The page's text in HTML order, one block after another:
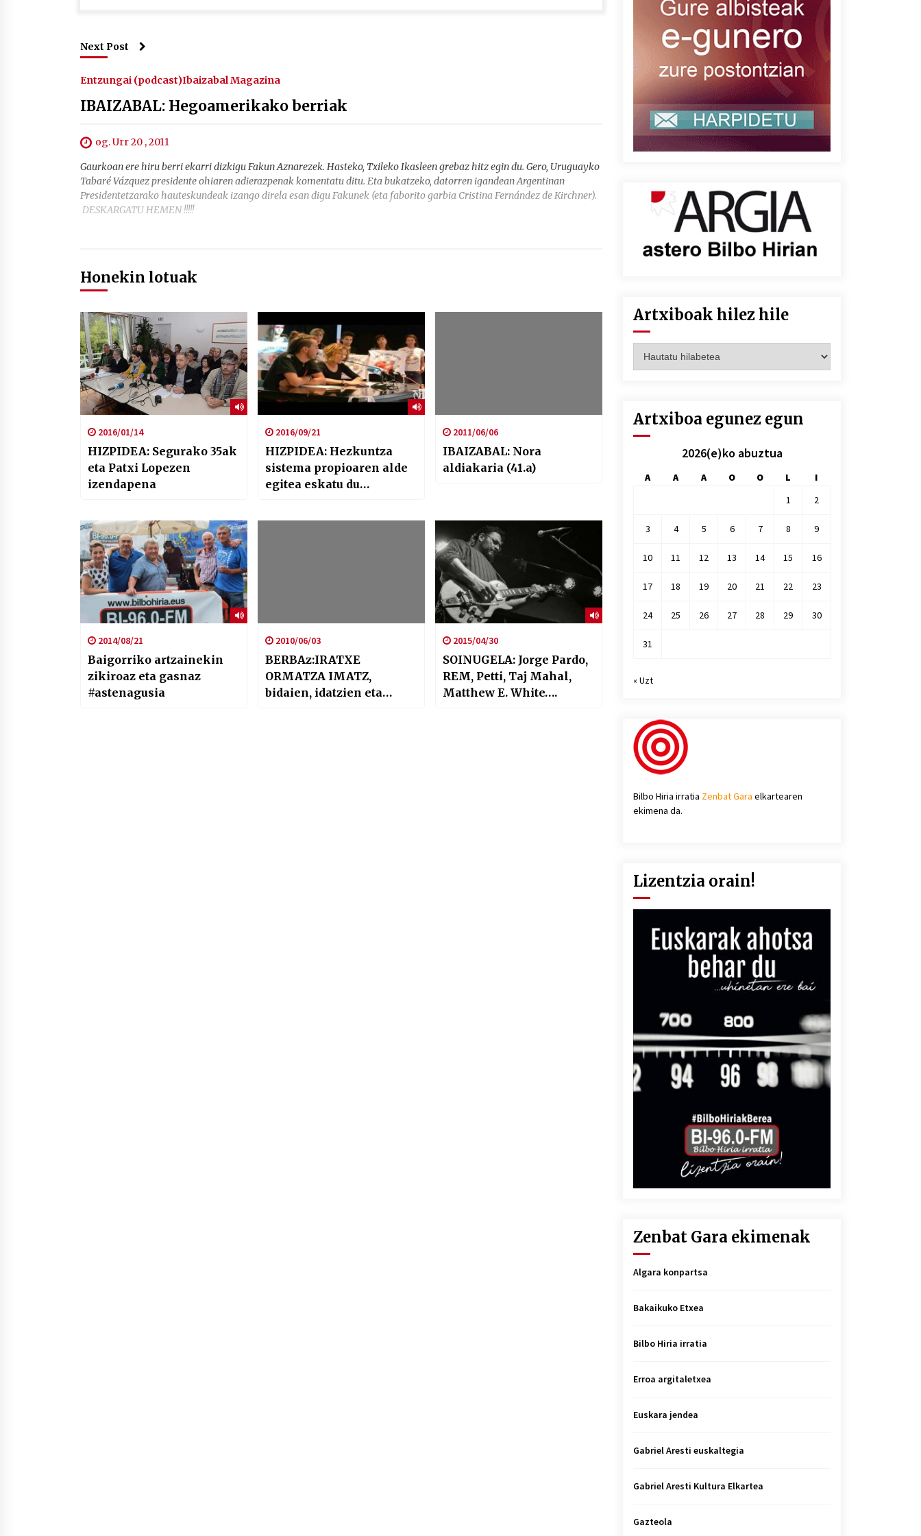
Next Post
Entzungai (podcast)Ibaizabal Magazina
IBAIZABAL: Hegoamerikako berriak
og. Urr 20 , 2011
Gaurkoan ere hiru berri ekarri dizkigu Fakun Aznarezek. Hasteko, Txileko Ikasleen grebaz hitz egin du. Gero, Uruguayko
Tabaré Vázquez presidente ohiaren adierazpenak komentatu ditu. Eta bukatzeko, datorren igandean Argentinan
Presidentetzarako hauteskundeak izango direla esan digu Fakunek (eta faborito garbia Cristina Fernández de Kirchner).
DESKARGATU HEMEN !!!!!
Honekin lotuak
2016/01/14
HIZPIDEA: Segurako 35ak
eta Patxi Lopezen
izendapena
2016/09/21
HIZPIDEA: Hezkuntza
sistema propioaren alde
egitea eskatu du
topaguneak
2011/06/06
IBAIZABAL: Nora
aldiakaria (41.a)
2014/08/21
Baigorriko artzainekin
zikiroaz eta gasnaz
#astenagusia
2010/06/03
BERBAz:IRATXE
ORMATZA IMATZ,
bidaien, idatzien eta
2015/04/30
SOINUGELA: Jorge Pardo,
REM, Petti, Taj Mahal,
Matthew E. White….
Artxiboak hilez hile
hilez
Artxiboa egunez egun
2026(e)ko abuztua
A A A O O L
I
1
2
3 4 5 6 7 8 9
10 11 12 13 14 15 16
17 18 19 20 21 22 23
24 25 26 27 28 29 30
31
« Uzt
Bilbo Hiria irratia Zenbat Gara elkartearen
ekimena da.
Lizentzia orain!
Zenbat Gara ekimenak
Algara konpartsa
Bakaikuko Etxea
Bilbo Hiria irratia
Erroa argitaletxea
Euskara jendea
Gabriel Aresti euskaltegia
Gabriel Aresti Kultura Elkartea
Gazteola